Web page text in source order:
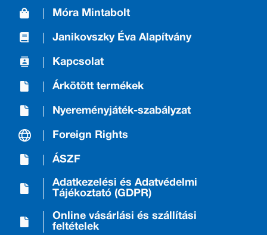
Móra Mintabolt
Janikovszky Éva Alapítvány
Kapcsolat
Árkötött termékek
Nyereményjáték-szabályzat
Foreign Rights
ÁSZF
Adatkezelési és Adatvédelmi
Tájékoztató (GDPR)
Online vásárlási és szállítási
feltételek